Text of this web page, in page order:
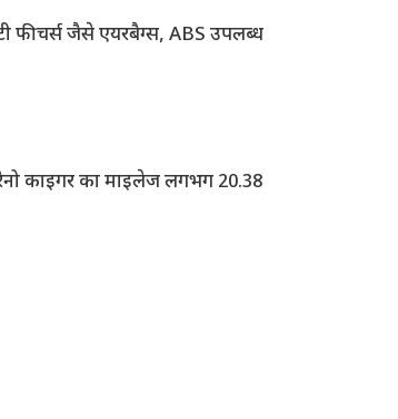
फीचर्स जैसे एयरबैग्स, ABS उपलब्ध
रेनो काइगर का माइलेज लगभग 20.38